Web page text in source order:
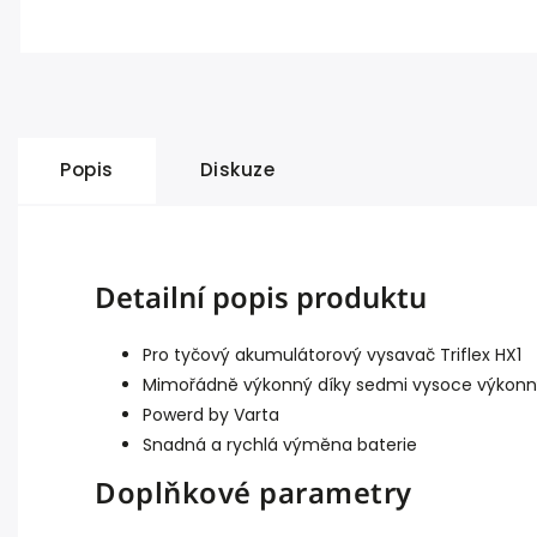
Popis Diskuze
Detailní popis produktu
Pro tyčový akumulátorový vysavač Triflex HX1
Mimořádně výkonný díky sedmi vysoce
Powerd by Varta
Snadná a rychlá výměna baterie
Doplňkové parametry